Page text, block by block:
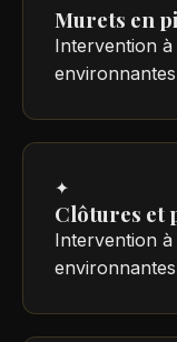
Murets en
Intervention
✦
Clôtures et
Intervention